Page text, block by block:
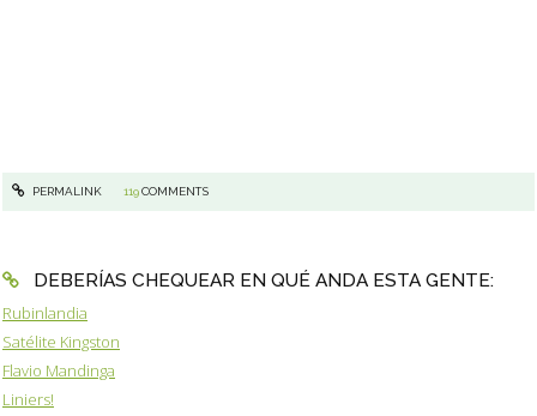
PERMALINK 119COMMENTS
DEBERÍAS CHEQUEAR EN QUÉ ANDA ESTA GENTE:
Rubinlandia
Satélite Kingston
Flavio Mandinga
Liniers!